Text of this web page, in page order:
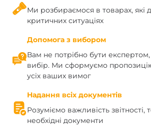
Ми розбираємося в товарах, які
критичних ситуаціях
Допомога з вибором
Вам не потрібно бути
вибір. Ми сформуємо
усіх ваших вимог
Надання всіх документів
Розуміємо важливість звітності,
необхідні документи